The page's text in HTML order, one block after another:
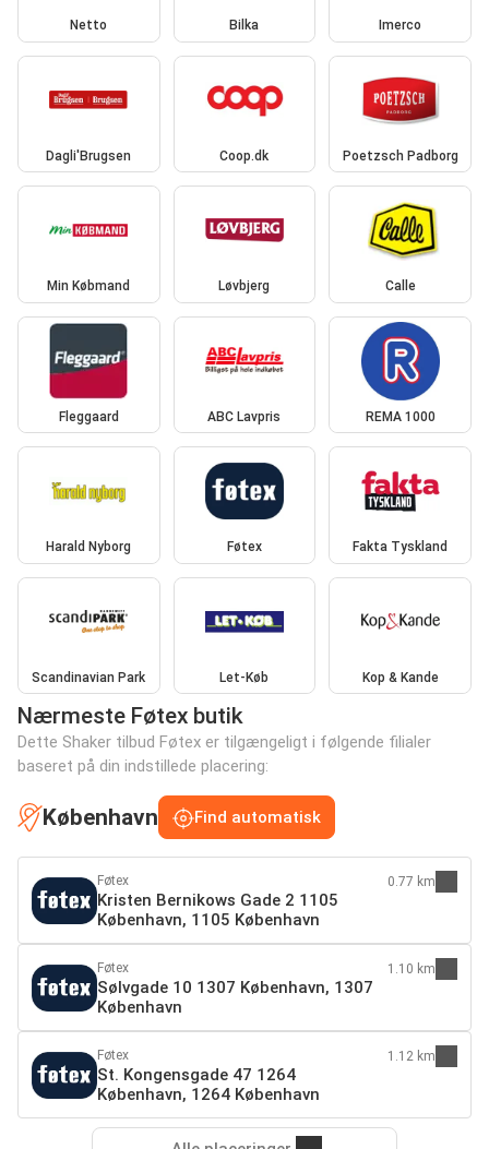
Netto Bilka Imerco
Dagli'Brugsen Coop.dk Poetzsch Padborg
Min Købmand Løvbjerg Calle
Fleggaard ABC Lavpris REMA 1000
Harald Nyborg Føtex Fakta Tyskland
Scandinavian Park Let-Køb Kop & Kande
Nærmeste Føtex butik
Dette Shaker tilbud Føtex er tilgængeligt i følgende filialer
baseret på din indstillede placering:
København Find automatisk
Føtex
Kristen Bernikows Gade 2 1105
København, 1105 København
0.77 km
Føtex
Sølvgade 10 1307 København, 1307
København
1.10 km
Føtex
St. Kongensgade 47 1264
København, 1264 København
1.12 km